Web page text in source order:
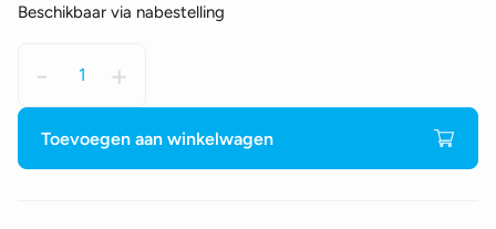
Beschikbaar via nabestelling
-
Osmo
Pocket
aantal
+
Toevoegen aan winkelwagen